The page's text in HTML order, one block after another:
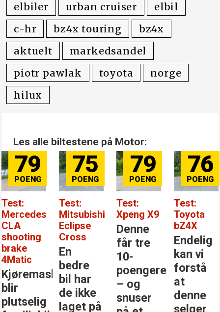
elbiler urban cruiser
elbil
c-hr
bz4x touring
bz4x
aktuelt
markedsandel
piotr pawlak
toyota
norge
hilux
Les alle biltestene på Motor:
79
Test:
Mercedes
CLA
shooting
brake
4Matic
Kjøremaskinen
blir
plutselig
75
Test:
Mitsubishi
Eclipse
Cross
En
bedre
bil har
de ikke
laget på
79
Test:
Xpeng X9
Denne
får tre
10-
poengere
– og
snuser
76
Test:
Toyota
bZ4X
Endelig
kan vi
forstå
at
denne
selger